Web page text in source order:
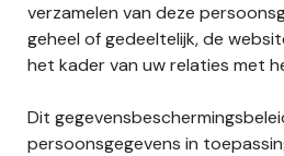
verzamelen van deze
geheel of gedeeltelijk, de
het kader van uw relaties met
Dit
persoonsgegevens in